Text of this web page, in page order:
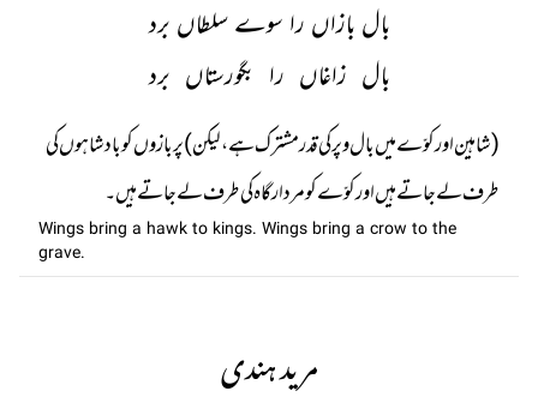
بال بازاں را سوے سلطاں برد
بال زاغاں را بگورستاں برد
(شاہین اور کوّے میں بال و پر کی قدر مشترک ہے، لیکن) پر بازوں کو بادشاہوں کی
طرف لے جاتے ہیں اور کوّے کو مردار گاہ کی طرف لے جاتے ہیں۔
Wings bring a hawk to kings. Wings bring a crow to the
grave.
مرید ہندی